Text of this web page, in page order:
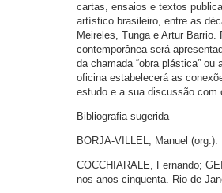
cartas, ensaios e textos
artístico brasileiro, entre as
Meireles, Tunga e Artur
contemporânea será
da chamada “obra plástica”
oficina estabelecerá as
estudo e a sua discussão
Bibliografia sugerida
BORJA-VILLEL, Manuel
COCCHIARALE, Fernando;
nos anos cinquenta. Rio de